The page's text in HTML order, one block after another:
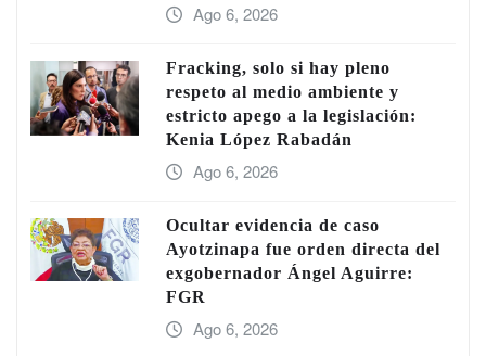
Ago 6, 2026
Fracking, solo si hay pleno
respeto al medio ambiente y
estricto apego a la legislación:
Kenia López Rabadán
Ago 6, 2026
Ocultar evidencia de caso
Ayotzinapa fue orden directa del
exgobernador Ángel Aguirre:
FGR
Ago 6, 2026